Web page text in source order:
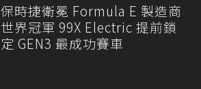
保時捷衛冕 Formula E 製造商
世界冠軍 99X Electric 提前鎖
定 GEN3 最成功賽車